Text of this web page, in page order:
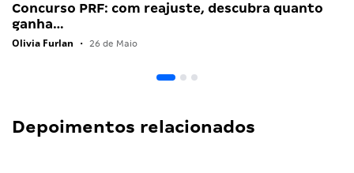
Concurso PRF: com reajuste, descubra quanto
ganha…
Olivia Furlan • 26 de Maio
Depoimentos relacionados